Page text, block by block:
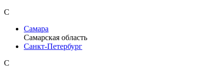
С
Самара
Самарская область
Санкт-Петербург
С